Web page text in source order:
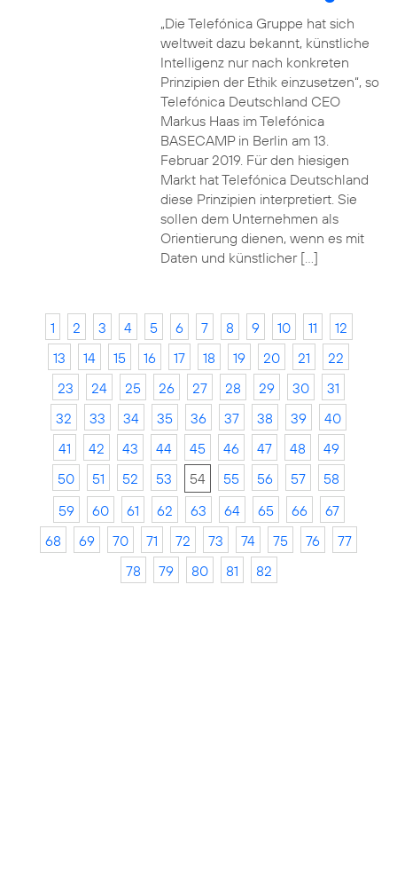
„Die Telefónica Gruppe hat sich
weltweit dazu bekannt, künstliche
Intelligenz nur nach konkreten
Prinzipien der Ethik einzusetzen“, so
Telefónica Deutschland CEO
Markus Haas im Telefónica
BASECAMP in Berlin am 13.
Februar 2019. Für den hiesigen
Markt hat Telefónica Deutschland
diese Prinzipien interpretiert. Sie
sollen dem Unternehmen als
Orientierung dienen, wenn es mit
Daten und künstlicher […]
1 2 3 4 5 6 7 8 9 10 11
12
13
14 15 16 17 18 19 20 21
22
23
24 25 26 27 28 29 30
31
32
33 34 35 36 37 38 39
40
41
42 43 44 45 46 47 48
49
50
51 52 53 54 55 56 57
58
59
60 61 62 63 64 65 66
67
68
69 70 71 72 73 74 75 76
77
78
79 80 81 82